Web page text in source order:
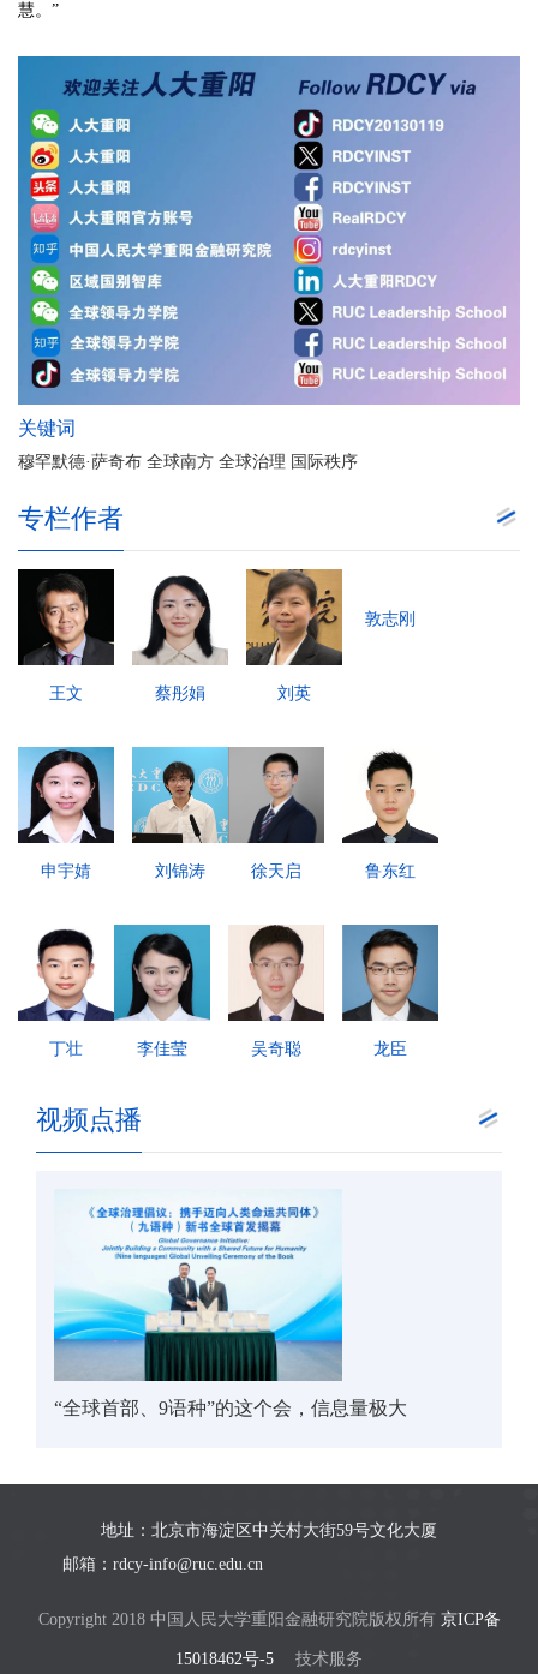
慧。”
关键词
穆罕默德·萨奇布 全球南方 全球治理 国际秩序
专栏作者
王文 蔡彤娟 刘英
敦志刚
申宇婧 刘锦涛 徐天启 鲁东红
丁壮 李佳莹 吴奇聪 龙臣
视频点播
“全球首部、9语种”的这个会，信息量极大
地址：北京市海淀区中关村大街59号文化大厦
邮箱：rdcy-info@ruc.edu.cn
Copyright 2018 中国人民大学重阳金融研究院版权所有 京ICP备
15018462号-5 技术服务